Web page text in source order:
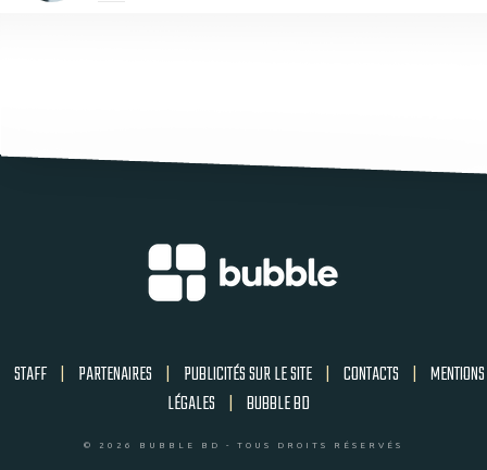
STAFF | PARTENAIRES | PUBLICITÉS SUR LE SITE | CONTACTS | MENTIONS
LÉGALES | BUBBLE BD
© 2026 BUBBLE BD - TOUS DROITS RÉSERVÉS